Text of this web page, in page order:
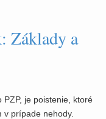
Základy a
PZP, je poistenie, ktoré
v prípade nehody.